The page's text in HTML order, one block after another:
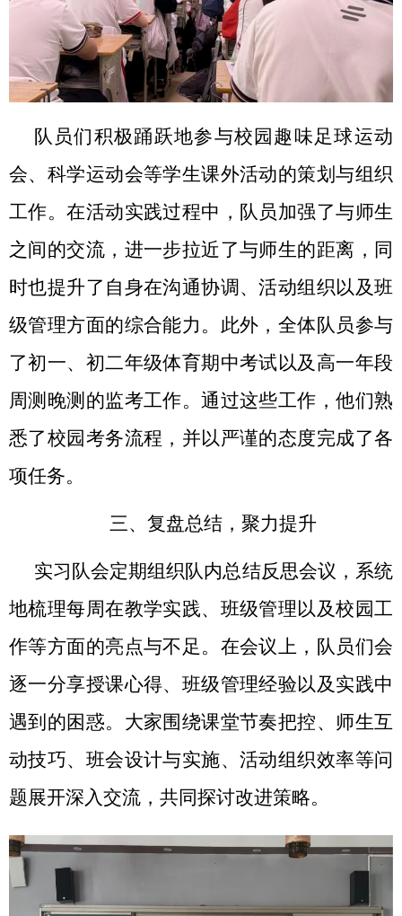
队员们积极踊跃地参与校园趣味足球运动
会、科学运动会等学生课外活动的策划与组织
工作。在活动实践过程中，队员加强了与师生
之间的交流，进一步拉近了与师生的距离，同
时也提升了自身在沟通协调、活动组织以及班
级管理方面的综合能力。此外，全体队员参与
了初一、初二年级体育期中考试以及高一年段
周测晚测的监考工作。通过这些工作，他们熟
悉了校园考务流程，并以严谨的态度完成了各
项任务。
三、复盘总结，聚力提升
实习队会定期组织队内总结反思会议，系统
地梳理每周在教学实践、班级管理以及校园工
作等方面的亮点与不足。在会议上，队员们会
逐一分享授课心得、班级管理经验以及实践中
遇到的困惑。大家围绕课堂节奏把控、师生互
动技巧、班会设计与实施、活动组织效率等问
题展开深入交流，共同探讨改进策略。